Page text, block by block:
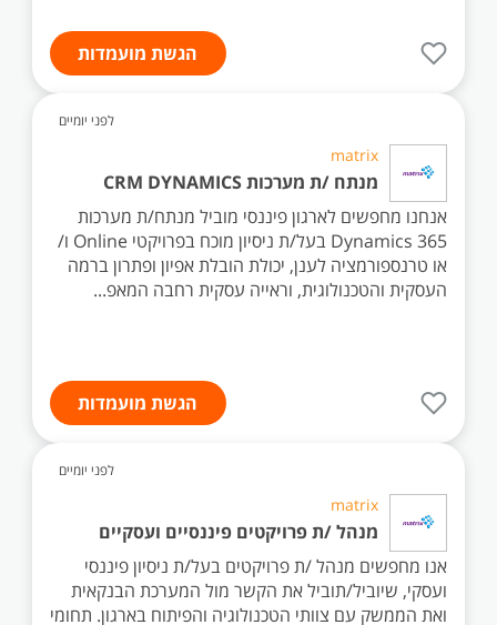
הגשת מועמדות
לפני יומיים
matrix
מנתח /ת מערכות CRM DYNAMICS
אנחנו מחפשים לארגון פיננסי מוביל מנתח/ת מערכות
Dynamics 365 בעל/ת ניסיון מוכח בפרויקטי Online ו/
או טרנספורמציה לענן, יכולת הובלת אפיון ופתרון ברמה
העסקית והטכנולוגית, וראייה עסקית רחבה המאפ...
הגשת מועמדות
לפני יומיים
matrix
מנהל /ת פרויקטים פיננסיים ועסקיים
אנו מחפשים מנהל /ת פרויקטים בעל/ת ניסיון פיננסי
ועסקי, שיוביל/תוביל את הקשר מול המערכת הבנקאית
ואת הממשק עם צוותי הטכנולוגיה והפיתוח בארגון. תחומי